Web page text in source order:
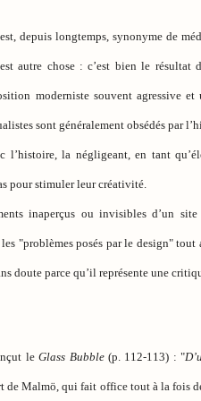
depuis longtemps, synonyme de
autre chose : c’est bien le résultat
moderniste souvent agressive
sont généralement obsédés par
l’histoire, la négligeant, en tant
pour stimuler leur créativité.
inaperçus ou invisibles d’un
"problèmes posés par le design"
doute parce qu’il représente une
leGlass Bubble(p. 112-113) : "
Malmö, qui fait office tout à la fois